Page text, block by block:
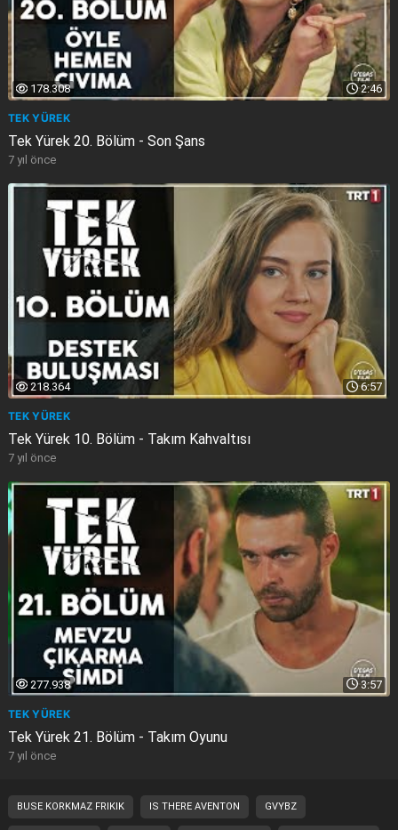
2:46
178.308
TEK YÜREK
Tek Yürek 20. Bölüm - Son Şans
7 yıl önce
6:57
218.364
TEK YÜREK
Tek Yürek 10. Bölüm - Takım Kahvaltısı
7 yıl önce
3:57
277.938
TEK YÜREK
Tek Yürek 21. Bölüm - Takım Oyunu
7 yıl önce
BUSE KORKMAZ FRIKIK IS THERE AVENTON GVYBZ